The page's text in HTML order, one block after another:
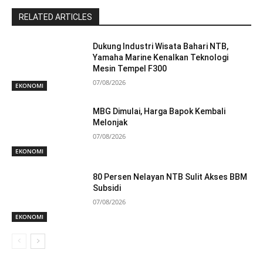
RELATED ARTICLES
EKONOMI
Dukung Industri Wisata Bahari NTB,
Yamaha Marine Kenalkan Teknologi
Mesin Tempel F300
07/08/2026
EKONOMI
MBG Dimulai, Harga Bapok Kembali
Melonjak
07/08/2026
EKONOMI
80 Persen Nelayan NTB Sulit Akses BBM
Subsidi
07/08/2026